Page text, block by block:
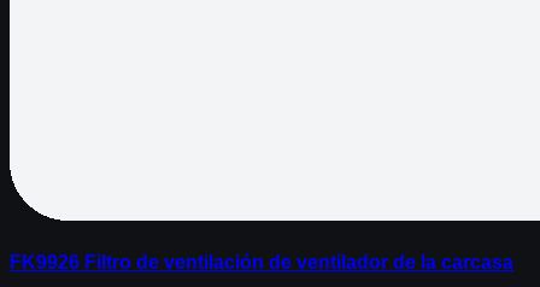
FK9926 Filtro de ventilación de ventilador de la carcasa